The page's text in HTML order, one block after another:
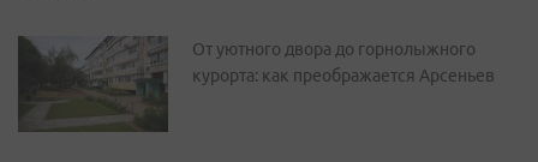
От уютного двора до горнолыжного
курорта: как преображается Арсеньев